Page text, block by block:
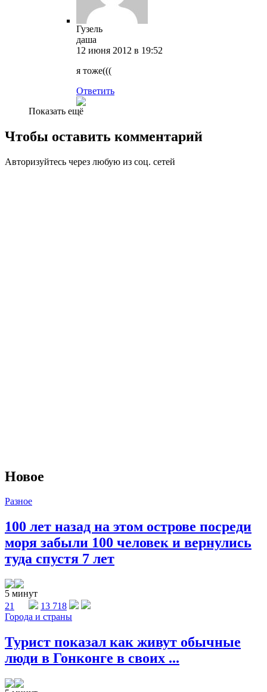
Гузель
даша
12 июня 2012 в 19:52
я тоже(((
Ответить
Показать ещё
Чтобы оставить комментарий
Авторизуйтесь через любую из соц. сетей
Новое
Разное
100 лет назад на этом острове посреди
моря забыли 100 человек и вернулись
туда спустя 7 лет
5 минут
21
13 718
Города и страны
Турист показал как живут обычные
люди в Гонконге в своих ...